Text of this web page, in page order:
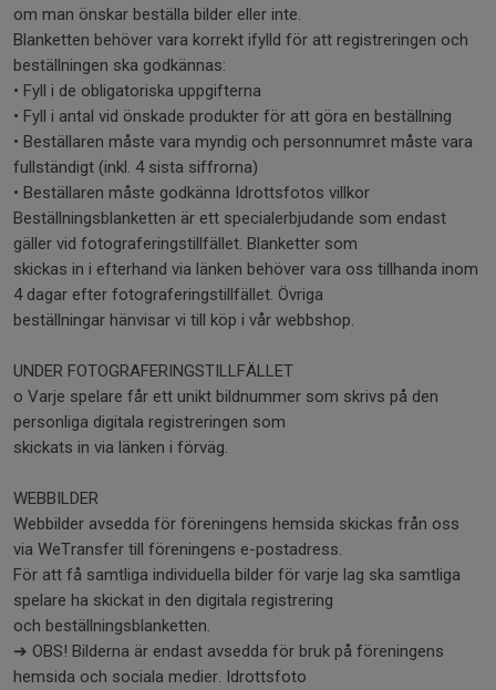
om man önskar beställa bilder eller inte.
Blanketten behöver vara korrekt ifylld för att registreringen och
beställningen ska godkännas:
• Fyll i de obligatoriska uppgifterna
• Fyll i antal vid önskade produkter för att göra en beställning
• Beställaren måste vara myndig och personnumret måste vara
fullständigt (inkl. 4 sista siffrorna)
• Beställaren måste godkänna Idrottsfotos villkor
Beställningsblanketten är ett specialerbjudande som endast
gäller vid fotograferingstillfället. Blanketter som
skickas in i efterhand via länken behöver vara oss tillhanda inom
4 dagar efter fotograferingstillfället. Övriga
beställningar hänvisar vi till köp i vår webbshop.
UNDER FOTOGRAFERINGSTILLFÄLLET
o Varje spelare får ett unikt bildnummer som skrivs på den
personliga digitala registreringen som
skickats in via länken i förväg.
WEBBILDER
Webbilder avsedda för föreningens hemsida skickas från oss
via WeTransfer till föreningens e-postadress.
För att få samtliga individuella bilder för varje lag ska samtliga
spelare ha skickat in den digitala registrering
och beställningsblanketten.
➔ OBS! Bilderna är endast avsedda för bruk på föreningens
hemsida och sociala medier. Idrottsfoto